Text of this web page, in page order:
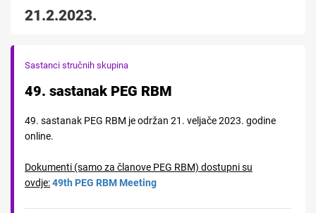
21.2.2023.
Sastanci stručnih skupina
49. sastanak PEG RBM
49. sastanak PEG RBM je održan 21. veljače 2023. godine
online.
Dokumenti (samo za članove PEG RBM) dostupni su
ovdje:49th PEG RBM Meeting